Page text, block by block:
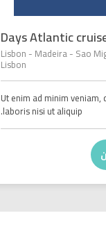
Lisbon - Madeira - Sao
Lisbon
Ut enim ad minim
laboris nisi ut aliquip.